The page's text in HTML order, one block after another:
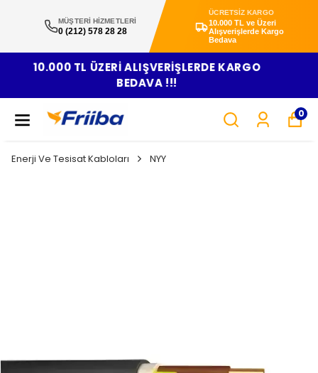
MÜŞTERİ HİZMETLERİ
0 (212) 578 28 28
ÜCRETSİZ KARGO
10.000 TL ve Üzeri
Alışverişlerde Kargo
Bedava
VADE FARKSIZ 3 TAKSİT!
0
Enerji Ve Tesisat Kabloları NYY